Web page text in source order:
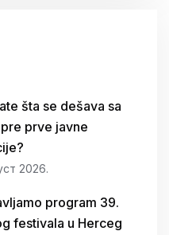
šta se dešava sa
prve javne
2026.
program 39.
festivala u Herceg